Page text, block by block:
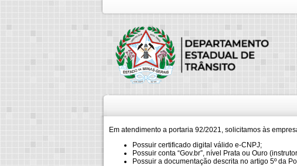
Em atendimento a portaria 92/2021, solicitamos às
Possuir certificado digital válido e-CNPJ;
Possuir conta “Gov.br”, nível Prata ou Ouro
Possuir a documentação descrita no artigo 5º da